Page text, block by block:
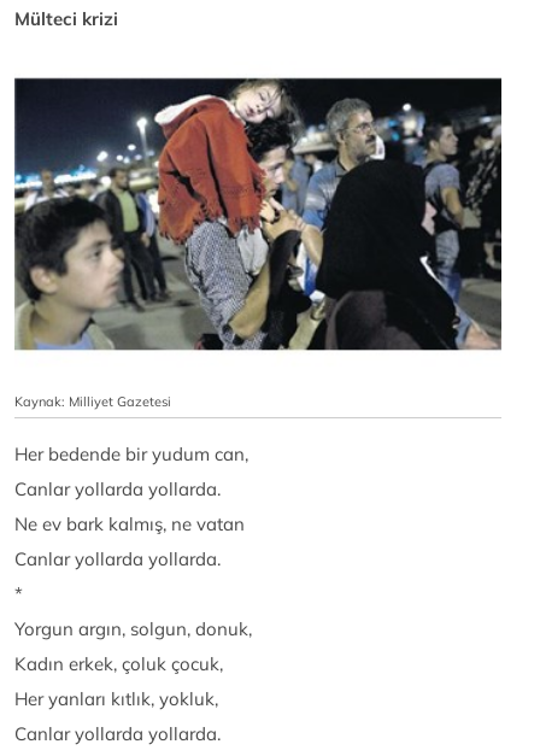
Mülteci krizi
Kaynak: Milliyet Gazetesi
Her bedende bir yudum can,
Canlar yollarda yollarda.
Ne ev bark kalmış, ne vatan
Canlar yollarda yollarda.
*
Yorgun argın, solgun, donuk,
Kadın erkek, çoluk çocuk,
Her yanları kıtlık, yokluk,
Canlar yollarda yollarda.